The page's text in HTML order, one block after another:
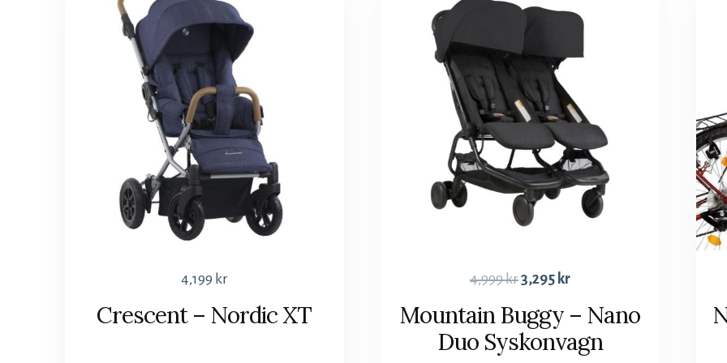
4,199 kr
Crescent – Nordic XT
4,999kr3,295 kr
Mountain Buggy – Nano
Duo Syskonvagn